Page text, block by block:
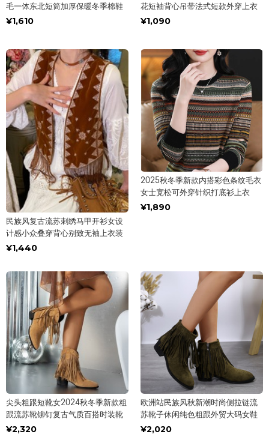
毛一体东北短筒加厚保暖冬季棉鞋
¥1,610
花短袖背心吊带法式短款外穿上衣
¥1,090
民族风复古流苏刺绣马甲开衫女设
计感小众叠穿背心别致无袖上衣装
¥1,440
2025秋冬季新款内搭彩色条纹毛衣
女士宽松可外穿针织打底衫上衣
¥1,890
尖头粗跟短靴女2024秋冬季新款粗
跟流苏靴铆钉复古气质百搭时装靴
¥2,320
欧洲站民族风秋新潮时尚侧拉链流
苏靴子休闲纯色粗跟外贸大码女鞋
¥2,020